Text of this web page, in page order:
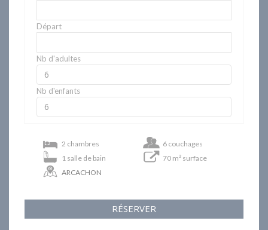
Départ
Nb d'adultes
Nb d'enfants
2 chambres
6 couchages
1 salle de bain
70 m² surface
ARCACHON
RÉSERVER